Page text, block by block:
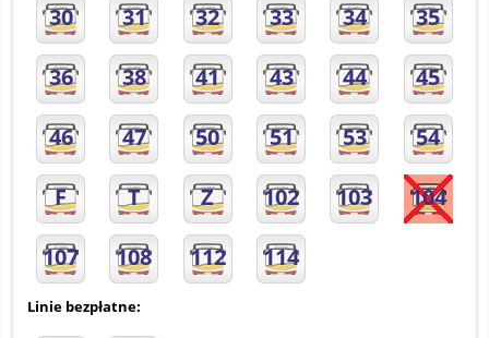
30 31 32 33 34 35
36 38 41 43 44 45
46 47 50 51 53 54
F T Z 102 103 104
107 108 112 114
Linie bezpłatne: